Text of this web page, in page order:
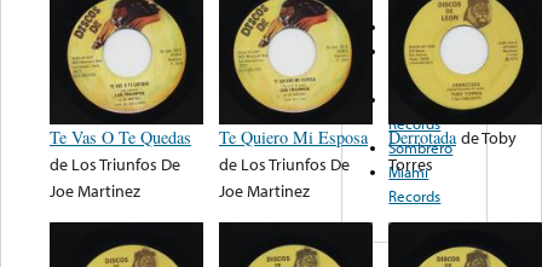
Te Vas O Te Quedas
de Los Triunfos De
Joe Martinez
Te Quiero Mi Esposa
de Los Triunfos De
Joe Martinez
Derrotada deToby
Torres
Estrella
Sonido
Internacional
Bravo
Records
Sombrero
Miami
Records